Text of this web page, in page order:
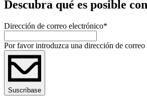
Descubra qué es posible
Dirección de correo electrónico*
Por favor introduzca una dirección de
Suscríbase